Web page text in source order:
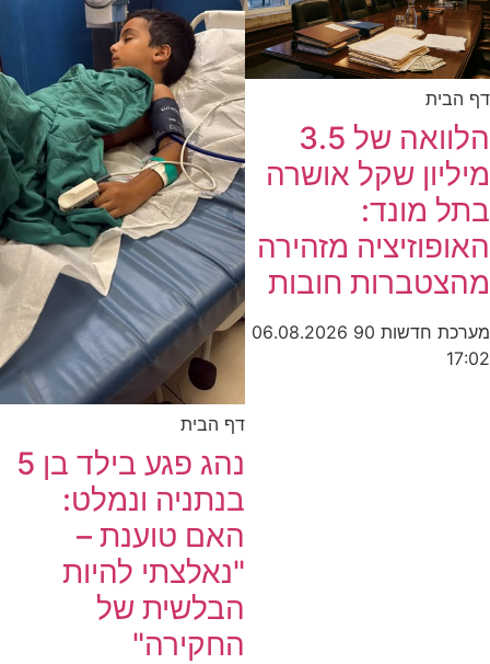
דף הבית
הלוואה של 3.5
מיליון שקל אושרה
בתל מונד:
האופוזיציה מזהירה
מהצטברות חובות
מערכת חדשות 90
06.08.2026
17:02
דף הבית
נהג פגע בילד בן 5
בנתניה ונמלט:
האם טוענת –
"נאלצתי להיות
הבלשית של
החקירה"